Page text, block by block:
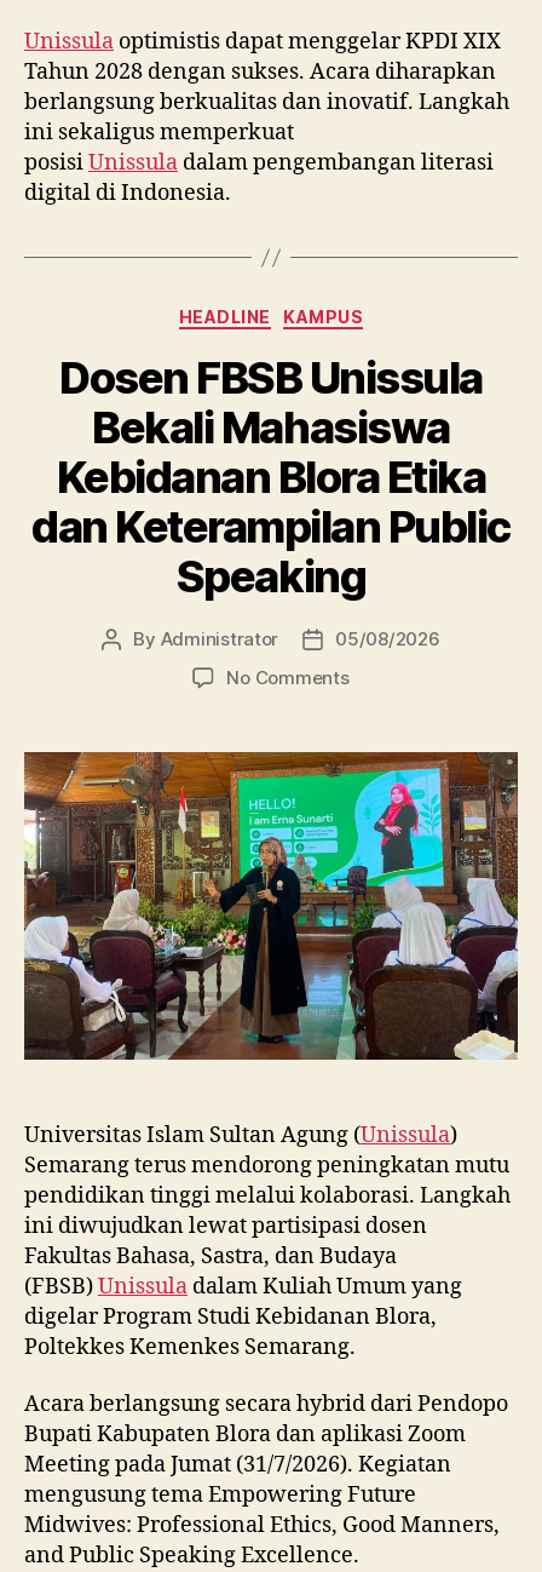
Unissula optimistis dapat menggelar KPDI XIX
Tahun 2028 dengan sukses. Acara diharapkan
berlangsung berkualitas dan inovatif. Langkah
ini sekaligus memperkuat
posisiUnissula dalam pengembangan literasi
digital di Indonesia.
Categories
HEADLINE KAMPUS
Dosen FBSB Unissula
Bekali Mahasiswa
Kebidanan Blora Etika
dan Keterampilan Public
Speaking
Post
By Administrator
Post05/08/2026
No Commentson
Unissula
Bekali
Mahasiswa
Kebidanan
Blora
Etika
dan
Keterampilan
Public
Speaking
Universitas Islam Sultan Agung (Unissula)
Semarang terus mendorong peningkatan mutu
pendidikan tinggi melalui kolaborasi. Langkah
ini diwujudkan lewat partisipasi dosen
Fakultas Bahasa, Sastra, dan Budaya
(FBSB)Unissula dalam Kuliah Umum yang
digelar Program Studi Kebidanan Blora,
Poltekkes Kemenkes Semarang.
Acara berlangsung secara hybrid dari Pendopo
Bupati Kabupaten Blora dan aplikasi Zoom
Meeting pada Jumat (31/7/2026). Kegiatan
mengusung tema Empowering Future
Midwives: Professional Ethics, Good Manners,
and Public Speaking Excellence.